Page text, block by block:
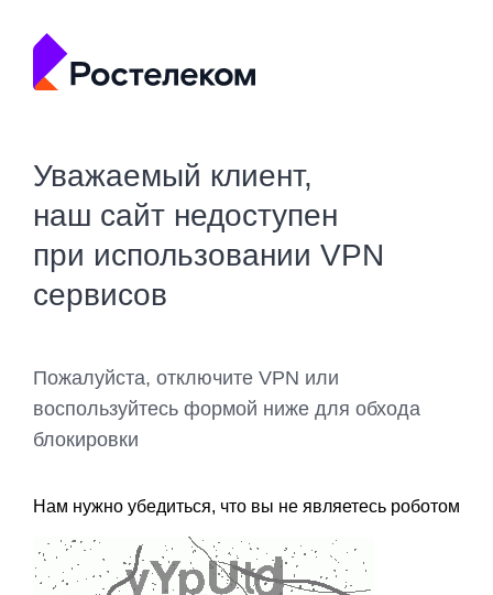
Уважаемый клиент,
наш сайт недоступен
при использовании VPN
сервисов
Пожалуйста, отключите VPN или
воспользуйтесь формой ниже для обхода
блокировки
Нам нужно убедиться, что вы не являетесь роботом